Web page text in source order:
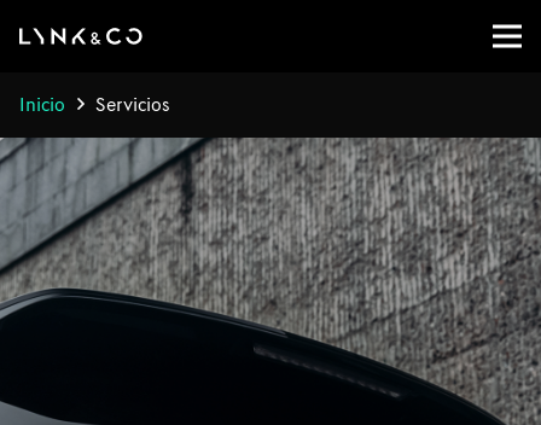
Inicio Servicios